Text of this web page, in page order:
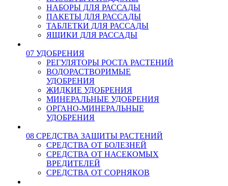
НАБОРЫ ДЛЯ РАССАДЫ
ПАКЕТЫ ДЛЯ РАССАДЫ
ТАБЛЕТКИ ДЛЯ РАССАДЫ
ЯЩИКИ ДЛЯ РАССАДЫ
07 УДОБРЕНИЯ
РЕГУЛЯТОРЫ РОСТА РАСТЕНИЙ
ВОДОРАСТВОРИМЫЕ
УДОБРЕНИЯ
ЖИДКИЕ УДОБРЕНИЯ
МИНЕРАЛЬНЫЕ УДОБРЕНИЯ
ОРГАНО-МИНЕРАЛЬНЫЕ
УДОБРЕНИЯ
08 СРЕДСТВА ЗАЩИТЫ РАСТЕНИЙ
СРЕДСТВА ОТ БОЛЕЗНЕЙ
СРЕДСТВА ОТ НАСЕКОМЫХ
ВРЕДИТЕЛЕЙ
СРЕДСТВА ОТ СОРНЯКОВ